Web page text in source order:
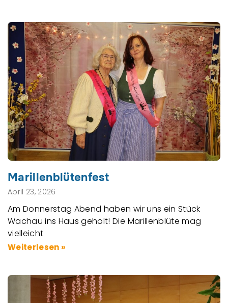
Marillenblütenfest
April 23, 2026
Am Donnerstag Abend haben wir uns ein Stück
Wachau ins Haus geholt! Die Marillenblüte mag
vielleicht
Weiterlesen »